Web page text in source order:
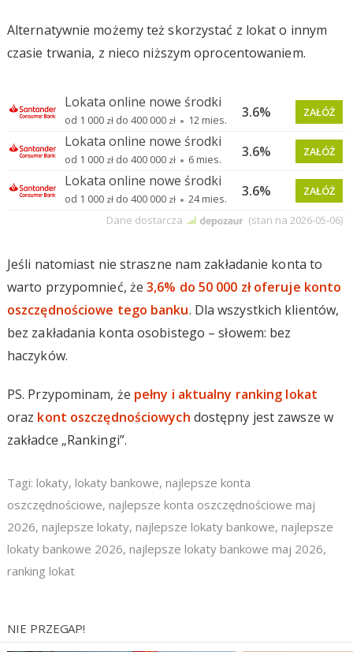
Alternatywnie możemy też skorzystać z lokat o innym
czasie trwania, z nieco niższym oprocentowaniem.
Jeśli natomiast nie straszne nam zakładanie konta to
warto przypomnieć, że3,6% do 50 000 zł oferuje konto
oszczędnościowe tego banku. Dla wszystkich klientów,
bez zakładania konta osobistego – słowem: bez
haczyków.
PS. Przypominam, że pełny i aktualny ranking lokat
oraz kont oszczędnościowych dostępny jest zawsze w
zakładce „Rankingi”.
Tagi: lokaty, lokaty bankowe, najlepsze konta
oszczędnościowe, najlepsze konta oszczędnościowe maj
2026, najlepsze lokaty, najlepsze lokaty bankowe, najlepsze
lokaty bankowe 2026, najlepsze lokaty bankowe maj 2026,
ranking lokat
NIE PRZEGAP!